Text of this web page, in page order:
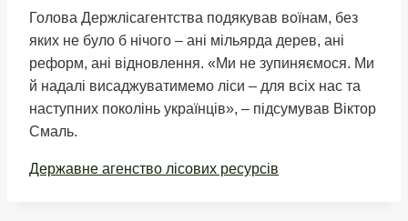
Голова Держлісагентства подякував воїнам, без
яких не було б нічого – ані мільярда дерев, ані
реформ, ані відновлення. «Ми не зупиняємося. Ми
й надалі висаджуватимемо ліси – для всіх нас та
наступних поколінь українців», – підсумував Віктор
Смаль.
Державне агенство лісових ресурсів